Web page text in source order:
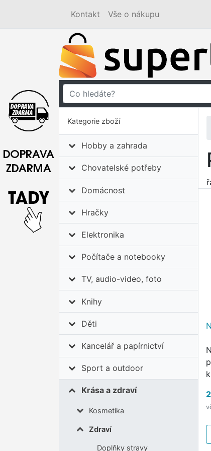
Kontakt Vše o nákupu
Kategorie zboží
Hobby a zahrada
Chovatelské potřeby
Domácnost
Hračky
Elektronika
Počítače a notebooky
TV, audio-video, foto
Knihy
Děti
Kancelář a papírnictví
Sport a outdoor
Krása a zdraví
Kosmetika
Zdraví
Doplňky stravy